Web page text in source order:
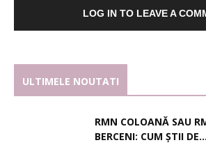
LOG IN TO LEAVE A
ULTIMELE NOUTATI
RMN COLOANĂ SAU
BERCENI: CUM ȘTII DE...